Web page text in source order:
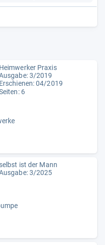
Heimwerker Praxis
3/2019
Erschienen: 04/2019
6
selbst ist der Mann
3/2025